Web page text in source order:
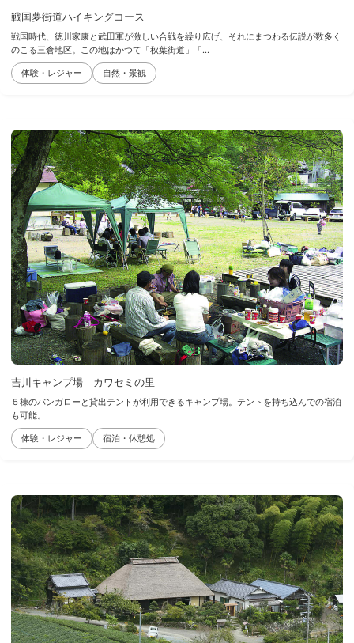
戦国夢街道ハイキングコース
戦国時代、徳川家康と武田軍が激しい合戦を繰り広げ、それにまつわる伝説が数多く
のこる三倉地区。この地はかつて「秋葉街道」「...
体験・レジャー 自然・景観
吉川キャンプ場 カワセミの里
５棟のバンガローと貸出テントが利用できるキャンプ場。テントを持ち込んでの宿泊
も可能。
体験・レジャー 宿泊・休憩処